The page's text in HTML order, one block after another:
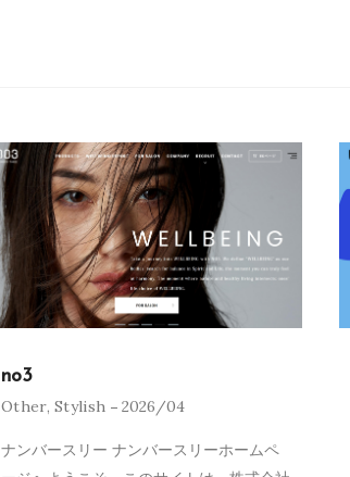
no3
Other,Stylish 2026/04
ナンバースリー ナンバースリーホームペ